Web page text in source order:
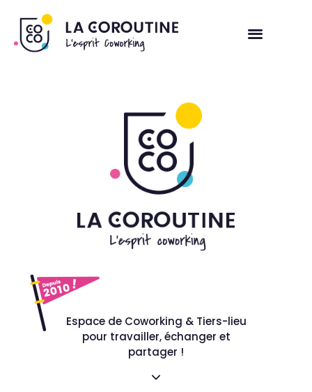
SALLE DE RÉUNION
L’ESPRIT COCO
LES COWORKERS
CONTACT
Espace de Coworking & Tiers-lieu
pour travailler, échanger et
partager !